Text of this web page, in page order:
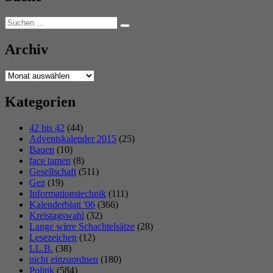
Suchen
nach:
Suchen
Archiv
Archiv
Kategorien
42 bis 42 (44)
Adventskalender 2015 (25)
Bauen (10)
face tamen (8)
Gesellschaft (511)
Gez (19)
Informationstechnik (111)
Kalenderblatt '06 (366)
Kreistagswahl (32)
Lange wirre Schachtelsätze (28)
Lesezeichen (12)
LL.B. (38)
nicht einzuordnen (180)
Politik (584)